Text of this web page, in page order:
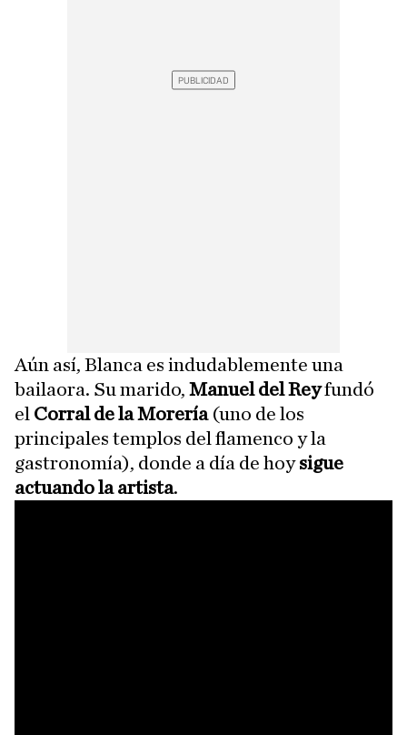
Aún así, Blanca es indudablemente una
bailaora. Su marido, Manuel del Reyfundó
el Corral de la Morería(uno de los
principales templos del flamenco y la
gastronomía), donde a día de hoysigue
actuando la artista.